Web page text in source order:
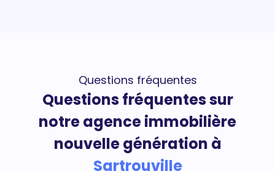
Questions fréquentes
Questions fréquentes sur
notre agence immobilière
nouvelle génération à
Sartrouville